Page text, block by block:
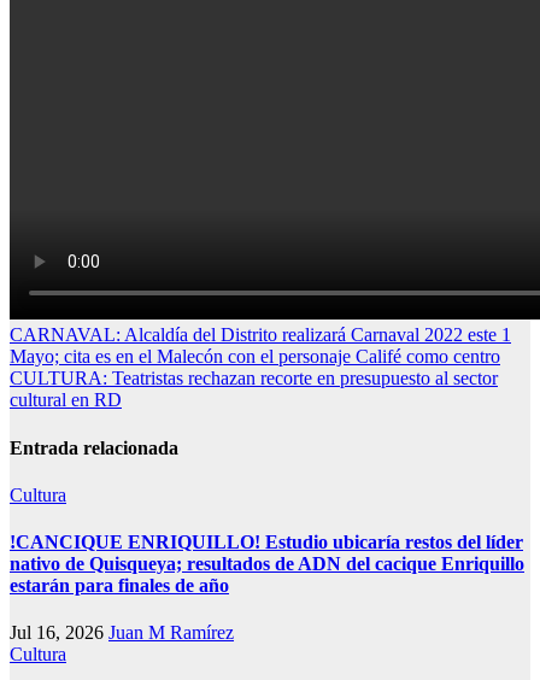
Navegación
de
entradas
CARNAVAL: Alcaldía del Distrito realizará Carnaval 2022 este 1
Mayo; cita es en el Malecón con el personaje Califé como centro
CULTURA: Teatristas rechazan recorte en presupuesto al sector
cultural en RD
Entrada relacionada
Cultura
!CANCIQUE ENRIQUILLO! Estudio ubicaría restos del líder
nativo de Quisqueya; resultados de ADN del cacique Enriquillo
estarán para finales de año
Jul 16, 2026 Juan M Ramírez
Cultura